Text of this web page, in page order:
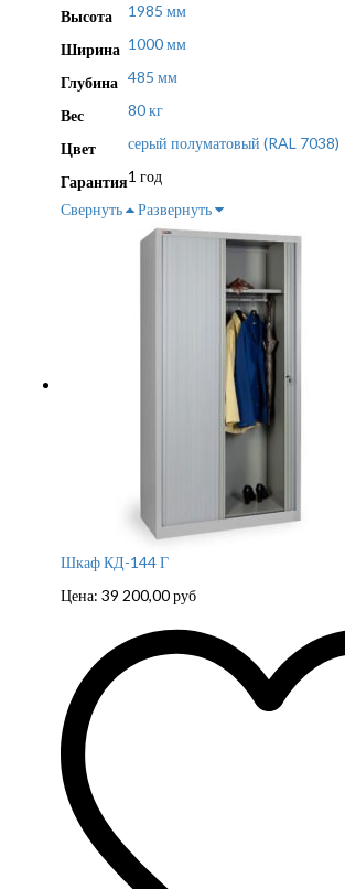
Высота
1985 мм
Ширина 1000 мм
Глубина 485 мм
Вес 80 кг
Цвет серый полуматовый (RAL 7038)
Гарантия1 год
Свернуть
Развернуть
Шкаф КД-144 Г
Цена: 39 200,00руб